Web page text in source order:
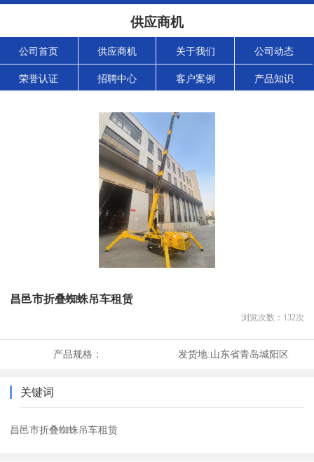
供应商机
公司首页 供应商机 关于我们 公司动态
荣誉认证 招聘中心 客户案例 产品知识
昌邑市折叠蜘蛛吊车租赁
浏览次数： 132次
产品规格： 发货地:山东省青岛城阳区
关键词
昌邑市折叠蜘蛛吊车租赁